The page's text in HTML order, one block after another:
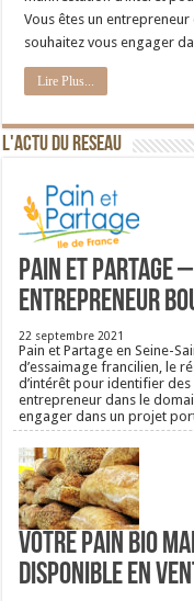
Vous êtes un
souhaitez vous engager
Lire Plus...
L'ACTU DU RESEAU
Pain et Partage
entrepreneur
22 septembre 2021
Pain et Partage en Seine-
d’essaimage francilien, le
d’intérêt pour identifier des
entrepreneur dans le
engager dans un projet
Votre pain bio
disponible en